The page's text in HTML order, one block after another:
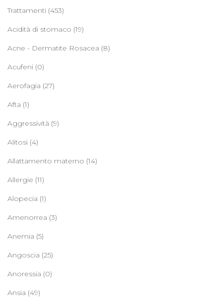
Trattamenti (453)
Acidità di stomaco (19)
Acne - Dermatite Rosacea (8)
Acufeni (0)
Aerofagia (27)
Afta (1)
Aggressività (9)
Alitosi (4)
Allattamento materno (14)
Allergie (11)
Alopecia (1)
Amenorrea (3)
Anemia (5)
Angoscia (25)
Anoressia (0)
Ansia (49)